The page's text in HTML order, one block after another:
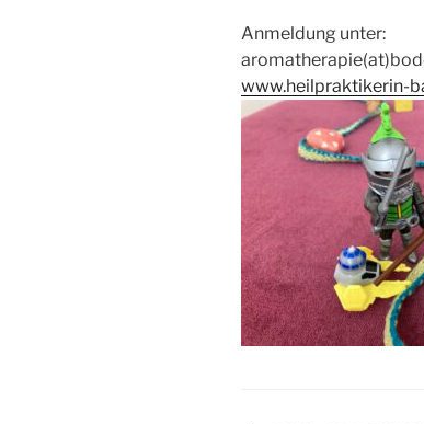
Anmeldung unter:
www.heilpraktikerin-